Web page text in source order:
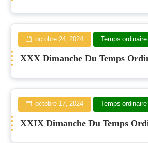
octobre 24, 2024 Temps ordinaire
XXX Dimanche Du Temps
octobre 17, 2024 Temps ordinaire
XXIX Dimanche Du Temps